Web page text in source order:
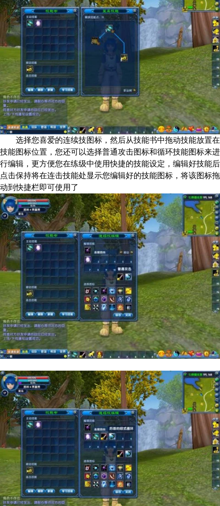
选择您喜爱的连续技图标，然后从技能书中拖动技能放置在
技能图标位置，您还可以选择普通攻击图标和循环技能图标来进
行编辑，更方便您在练级中使用快捷的技能设定，编辑好技能后
点击保持将在连击技能处显示您编辑好的技能图标，将该图标拖
动到快捷栏即可使用了